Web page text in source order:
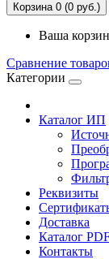
Корзина 0 (0 руб.)
Ваша
Сравнение
Категории
Каталог ИП
Реквизиты
Доставка
Каталог
Контакты